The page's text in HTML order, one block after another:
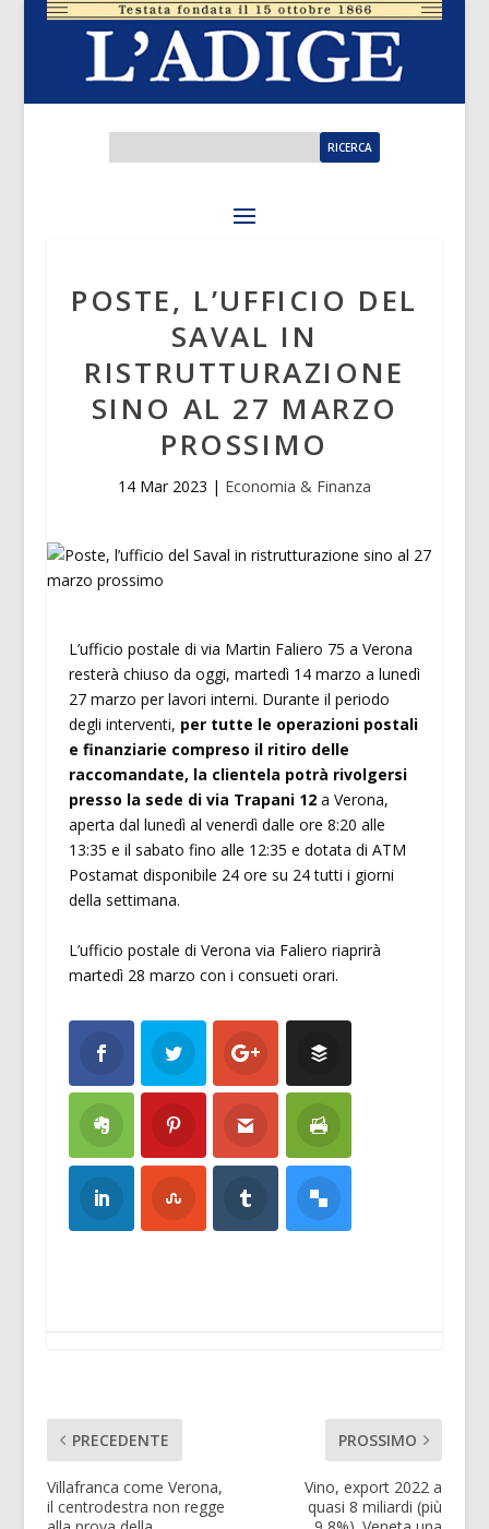
POSTE, L’UFFICIO DEL
SAVAL IN
RISTRUTTURAZIONE
SINO AL 27 MARZO
PROSSIMO
14 Mar 2023 | Economia & Finanza
L’ufficio postale di via Martin Faliero 75 a Verona
resterà chiuso da oggi, martedì 14 marzo a lunedì
27 marzo per lavori interni. Durante il periodo
degli interventi, per tutte le operazioni postali
e finanziarie compreso il ritiro delle
raccomandate, la clientela potrà rivolgersi
presso la sede di via Trapani 12a Verona,
aperta dal lunedì al venerdì dalle ore 8:20 alle
13:35 e il sabato fino alle 12:35 e dotata di ATM
Postamat disponibile 24 ore su 24 tutti i giorni
della settimana.
L’ufficio postale di Verona via Faliero riaprirà
martedì 28 marzo con i consueti orari.
PRECEDENTE
Villafranca come Verona,
il centrodestra non regge
PROSSIMO
Vino, export 2022 a
quasi 8 miliardi (più